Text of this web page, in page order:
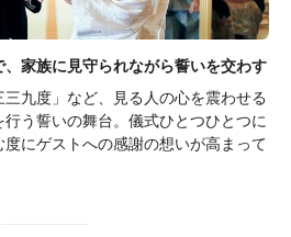
家族に見守られながら誓いを交わす
九度」など、見る人の心を震わせる
行う誓いの舞台。儀式ひとつひとつに
にゲストへの感謝の想いが高まって